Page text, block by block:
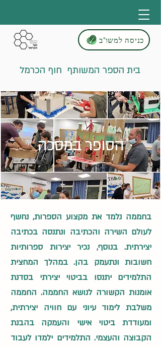
כניסה למשו"ב
בית הספר המשותף חוף הכרמל
הסופר במסכה
בחממה נלמד את מקצוע הספרות, נחשף
לעולם השירה והכתיבה ונתנסה בכתיבה
יצירתית. בנוסף, נכיר יצירות ספרותיות
חשובות ונתעמק בהן. במהלך המחצית
התלמידים יתנסו בביטוי יצירתי בסדנת
אומנות הקשורה לנושא החממה. החממה
משלבת לימוד עיוני עם חוויה יצירתית,
ומעודדת ביטוי אישי והעמקה בהבנת
הקבוצה והעצמי. התלמידים ילמדו לעבוד